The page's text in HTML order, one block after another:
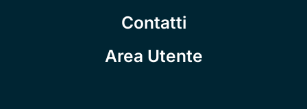
Contatti
Area Utente